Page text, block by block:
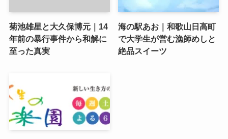
菊池雄星と大久保博元｜14
年前の暴行事件から和解に
至った真実
海の駅あお｜和歌山日高町
で大学生が営む漁師めしと
絶品スイーツ